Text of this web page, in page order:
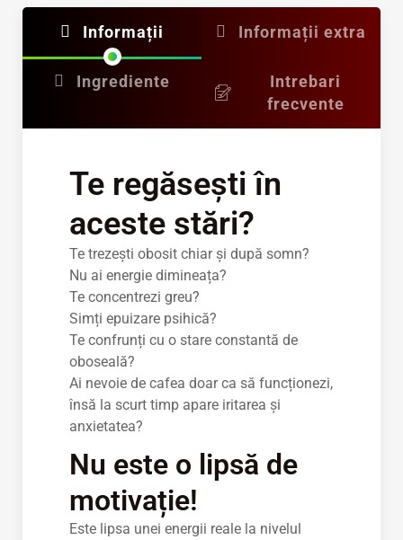
Informații Informații extra
Ingrediente
Intrebari
frecvente
Te regăsești în
aceste stări?
Te trezești obosit chiar și după somn?
Nu ai energie dimineața?
Te concentrezi greu?
Simți epuizare psihică?
Te confrunți cu o stare constantă de
oboseală?
Ai nevoie de cafea doar ca să funcționezi,
însă la scurt timp apare iritarea și
anxietatea?
Nu este o lipsă de
motivație!
Este lipsa unei energii reale la nivelul